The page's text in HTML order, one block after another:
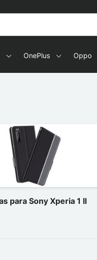
OnePlus Oppo
para Sony Xperia 1 II